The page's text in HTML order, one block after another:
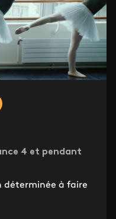
4 et pendant
déterminée à faire